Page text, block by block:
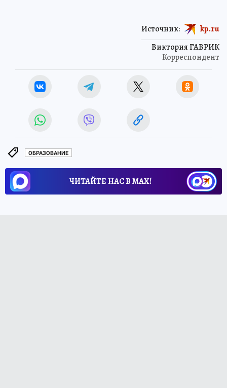
Виктория ГАВРИК
Корреспондент
Источник: kp.ru
ОБРАЗОВАНИЕ
ЧИТАЙТЕ НАС В МАХ!